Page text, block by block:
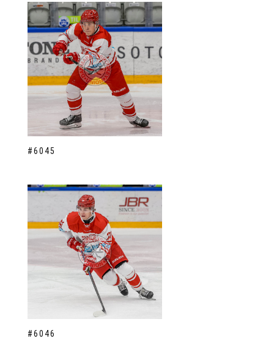
#6045
#6046